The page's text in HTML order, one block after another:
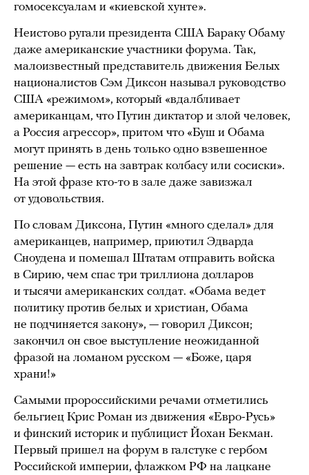
гомосексуалам и «киевской хунте».
Неистово ругали президента США Бараку Обаму
даже американские участники форума. Так,
малоизвестный представитель движения Белых
националистов Сэм Диксон называл руководство
США «режимом», который «вдалбливает
американцам, что Путин диктатор и злой человек,
а Россия агрессор», притом что «Буш и Обама
могут принять в день только одно взвешенное
решение — есть на завтрак колбасу или сосиски».
На этой фразе кто-то в зале даже завизжал
от удовольствия.
По словам Диксона, Путин «много сделал» для
американцев, например, приютил Эдварда
Сноудена и помешал Штатам отправить войска
в Сирию, чем спас три триллиона долларов
и тысячи американских солдат. «Обама ведет
политику против белых и христиан, Обама
не подчиняется закону», — говорил Диксон;
закончил он свое выступление неожиданной
фразой на ломаном русском — «Боже, царя
храни!»
Самыми пророссийскими речами отметились
бельгиец Крис Роман из движения «Евро-Русь»
и финский историк и публицист Йохан Бекман.
Первый пришел на форум в галстуке с гербом
Российской империи, флажком РФ на лацкане